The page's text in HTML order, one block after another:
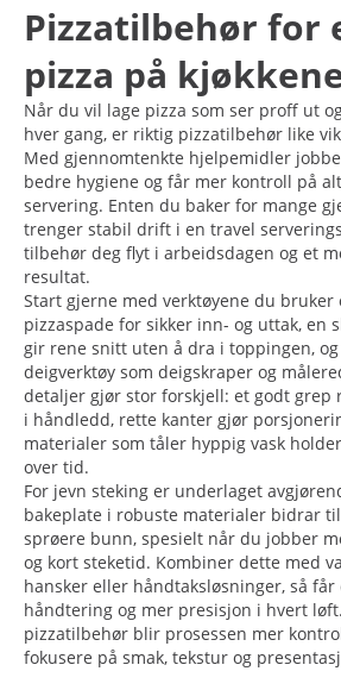
Pizzatilbehør for
pizza på
Når du vil lage pizza som ser proff ut
hver gang, er riktig pizzatilbehør like
Med gjennomtenkte hjelpemidler
bedre hygiene og får mer kontroll på
servering. Enten du baker for mange
trenger stabil drift i en travel
tilbehør deg flyt i arbeidsdagen og et
resultat.
Start gjerne med verktøyene du bruker
pizzaspade for sikker inn- og uttak, en
gir rene snitt uten å dra i toppingen,
deigverktøy som deigskraper og
detaljer gjør stor forskjell: et godt grep
i håndledd, rette kanter gjør
materialer som tåler hyppig vask
over tid.
For jevn steking er underlaget
bakeplate i robuste materialer bidrar
sprøere bunn, spesielt når du jobber
og kort steketid. Kombiner dette med
hansker eller håndtaksløsninger, så får
håndtering og mer presisjon i hvert
pizzatilbehør blir prosessen mer
fokusere på smak, tekstur og